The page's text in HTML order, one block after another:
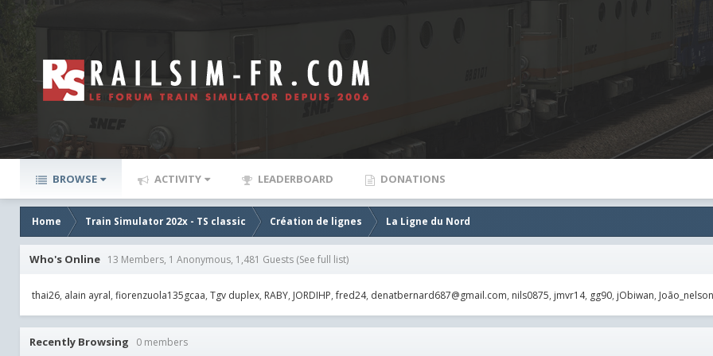
BROWSE ACTIVITY LEADERBOARD DONATIONS
Home Train Simulator 202x - TS classic Création de lignes La Ligne du Nord
Who's Online 13 Members, 1 Anonymous, 1,481 Guests (See full list)
thai26 alain ayral fiorenzuola135gcaa Tgv duplex RABY JORDIHP fred24 denatbernard687@gmail.com nils0875 jmvr14 gg90 jObiwan João_nelson
Recently Browsing 0 members